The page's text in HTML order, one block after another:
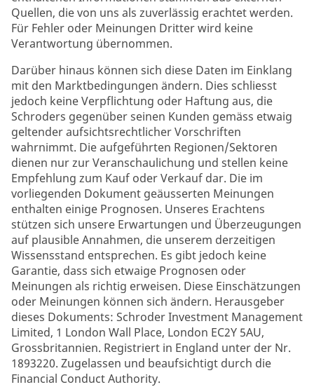
Quellen, die von uns als zuverlässig erachtet werden.
Für Fehler oder Meinungen Dritter wird keine
Verantwortung übernommen.
Darüber hinaus können sich diese Daten im Einklang
mit den Marktbedingungen ändern. Dies schliesst
jedoch keine Verpflichtung oder Haftung aus, die
Schroders gegenüber seinen Kunden gemäss etwaig
geltender aufsichtsrechtlicher Vorschriften
wahrnimmt. Die aufgeführten Regionen/Sektoren
dienen nur zur Veranschaulichung und stellen keine
Empfehlung zum Kauf oder Verkauf dar. Die im
vorliegenden Dokument geäusserten Meinungen
enthalten einige Prognosen. Unseres Erachtens
stützen sich unsere Erwartungen und Überzeugungen
auf plausible Annahmen, die unserem derzeitigen
Wissensstand entsprechen. Es gibt jedoch keine
Garantie, dass sich etwaige Prognosen oder
Meinungen als richtig erweisen. Diese Einschätzungen
oder Meinungen können sich ändern. Herausgeber
dieses Dokuments: Schroder Investment Management
Limited, 1 London Wall Place, London EC2Y 5AU,
Grossbritannien. Registriert in England unter der Nr.
1893220. Zugelassen und beaufsichtigt durch die
Financial Conduct Authority.